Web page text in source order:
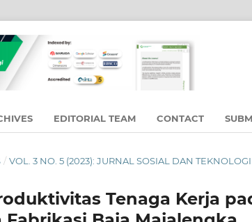
EDITORIAL TEAM CONTACT
/ VOL. 3 NO. 5 (2023): JURNAL SOSIAL DAN TEKNOLOGI
Tenaga Kerja